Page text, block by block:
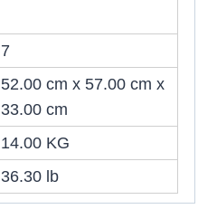
7
52.00 cm x 57.00 cm x
33.00 cm
14.00 KG
36.30 lb